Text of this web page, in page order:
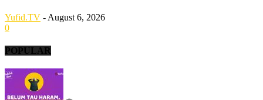
Yufid.TV - August 6, 2026
0
POPULAR